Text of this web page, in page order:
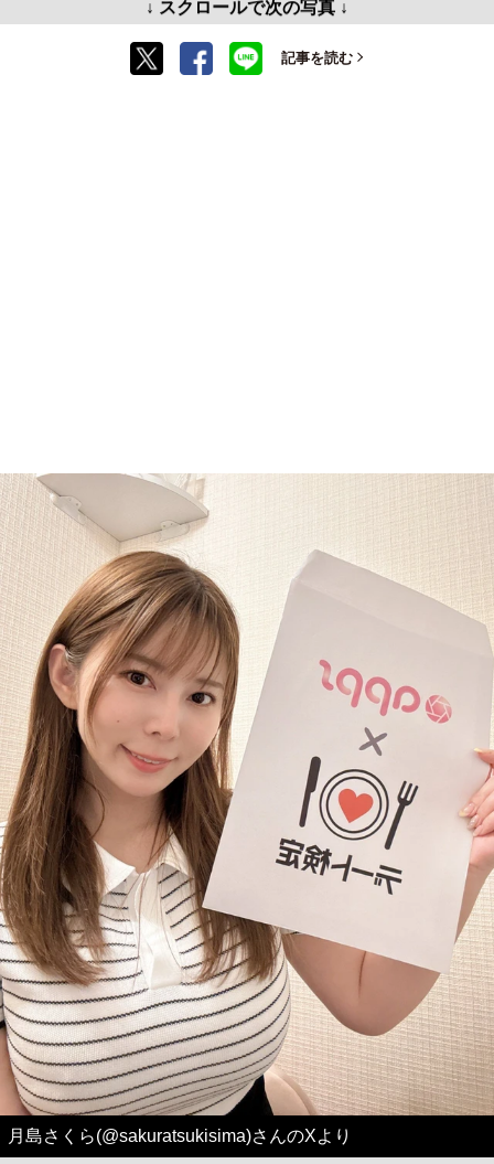
↓ スクロールで次の写真 ↓
記事を読む
月島さくら(@sakuratsukisima)さんのXより